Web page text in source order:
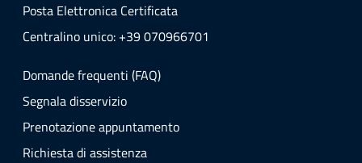
Posta Elettronica Certificata
Centralino unico: +39 070966701
Domande frequenti (FAQ)
Segnala disservizio
Prenotazione appuntamento
Richiesta di assistenza